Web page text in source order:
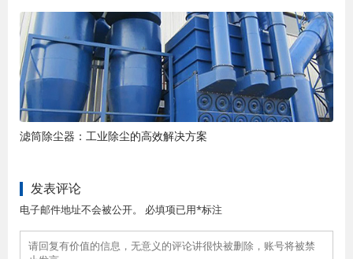
滤筒除尘器：工业除尘的高效解决方案
发表评论
电子邮件地址不会被公开。 必填项已用*标注